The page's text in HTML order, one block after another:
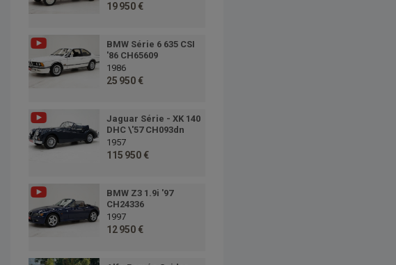
19 950 €
BMW Série 6 635 CSI
'86 CH65609
1986
25 950 €
Jaguar Série - XK 140
DHC \'57 CH093dn
1957
115 950 €
BMW Z3 1.9i '97
CH24336
1997
12 950 €